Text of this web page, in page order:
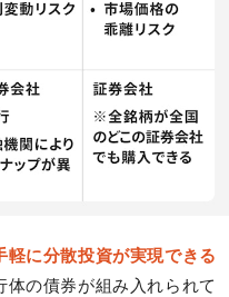
軽に分散投資が実現できる
の債券が組み入れられて